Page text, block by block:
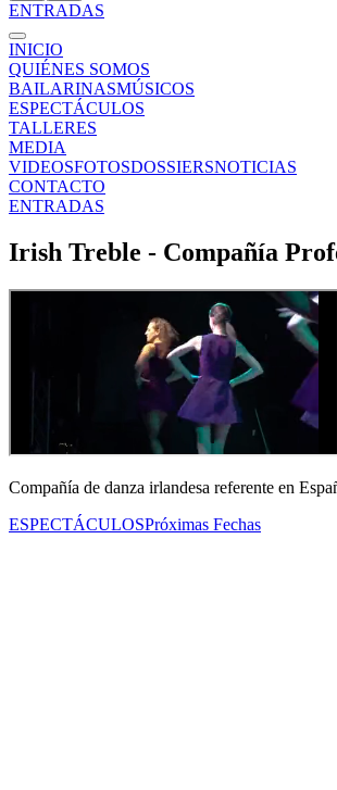
ENTRADAS
INICIO
QUIÉNES SOMOS
BAILARINASMÚSICOS
ESPECTÁCULOS
TALLERES
MEDIA
VIDEOSFOTOSDOSSIERSNOTICIAS
CONTACTO
ENTRADAS
Irish Treble - Compañía
Compañía de danza irlandesa referente en
ESPECTÁCULOSPróximas Fechas